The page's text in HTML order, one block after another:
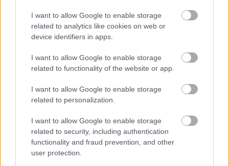
I want to allow Google to enable storage
related to analytics like cookies on web or
device identifiers in apps.
I want to allow Google to enable storage
related to functionality of the website or app.
I want to allow Google to enable storage
related to personalization.
I want to allow Google to enable storage
related to security, including authentication
functionality and fraud prevention, and other
user protection.
Να λάβει παράταση χρόνου αποχώρησης
Το βασικό συμπέρασμα
Με το νέο πλαίσιο:
Ο ιδιοκτήτης μπορεί να ανακτήσει το ακίνητό
τουπιο γρήγορα